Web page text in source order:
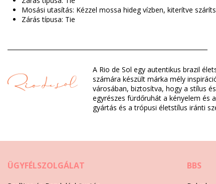
Mosási utasítás: Kézzel mossa hideg vízben, kiterítve
Zárás típusa: Tie
Kompozíció: 84% Biodegradable Nylon (AMNI SOUL ECO),
Bélés: 84% Biodegradable Nylon (AMNI SOUL ECO), 16%
UV-védelem: UPF 50+
HS CODE: 6112.41.0010
EAN: XS (7899810292360), S (7899810292377), M
Súly: 55g / 0.12lb / 1.94oz
A nyomtatás nem pontos és változhat a vágás szerint
A Rio de Sol egy autentikus brazil
számára készült márka mély
városában, biztosítva, hogy a stílus
egyrészes fürdőruhát a kényelem és
gyártás és a trópusi életstílus iránti
ÜGYFÉLSZOLGÁLAT BBS